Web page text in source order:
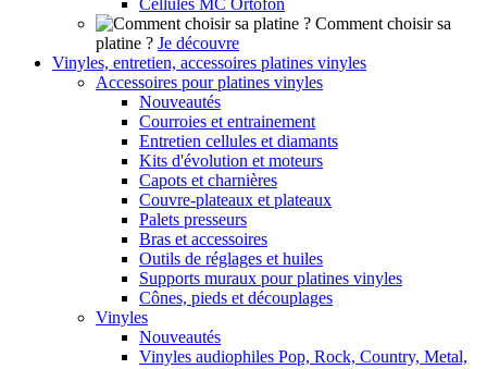
Comment choisir sa
platine ? Je découvre
Vinyles, entretien, accessoires platines vinyles
Accessoires pour platines vinyles
Nouveautés
Courroies et entrainement
Entretien cellules et diamants
Kits d'évolution et moteurs
Capots et charnières
Couvre-plateaux et plateaux
Palets presseurs
Bras et accessoires
Outils de réglages et huiles
Supports muraux pour platines vinyles
Cônes, pieds et découplages
Vinyles
Nouveautés
Vinyles audiophiles Pop, Rock, Country, Metal,